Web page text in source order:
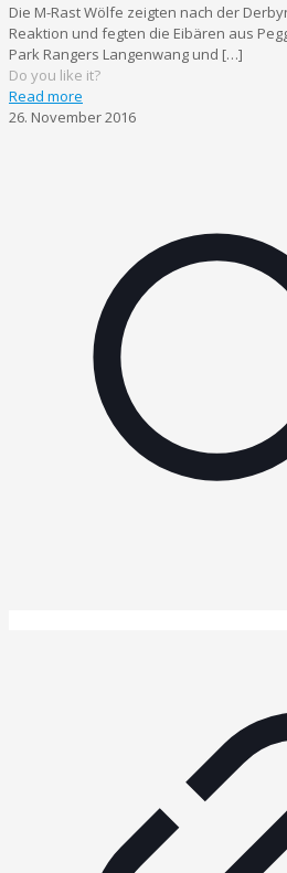
Die M-Rast Wölfe zeigten nach der
Reaktion und fegten die Eibären aus
Park Rangers Langenwang und […]
Do you like it?
Read more
26. November 2016